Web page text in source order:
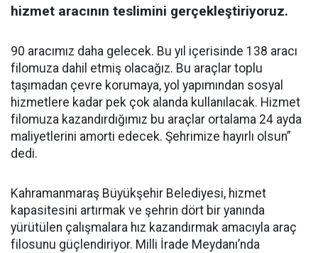
hizmet aracının teslimini gerçekleştiriyoruz.
90 aracımız daha gelecek. Bu yıl içerisinde 138 aracı
filomuza dahil etmiş olacağız. Bu araçlar toplu
taşımadan çevre korumaya, yol yapımından sosyal
hizmetlere kadar pek çok alanda kullanılacak. Hizmet
filomuza kazandırdığımız bu araçlar ortalama 24 ayda
maliyetlerini amorti edecek. Şehrimize hayırlı olsun”
dedi.
Kahramanmaraş Büyükşehir Belediyesi, hizmet
kapasitesini artırmak ve şehrin dört bir yanında
yürütülen çalışmalara hız kazandırmak amacıyla araç
filosunu güçlendiriyor. Milli İrade Meydanı’nda